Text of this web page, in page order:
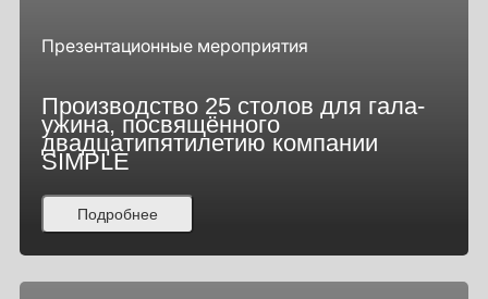
Презентационные мероприятия
Производство 25 столов для гала-
ужина, посвящённого
двадцатипятилетию компании
SIMPLE
Подробнее